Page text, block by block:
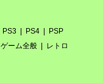
PS3 PS4
PSP
ゲーム全般
レトロ